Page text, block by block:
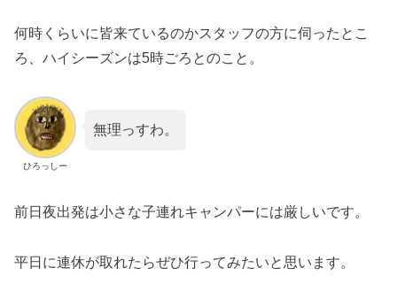
何時くらいに皆来ているのかスタッフの方に伺ったとこ
ろ、ハイシーズンは5時ごろとのこと。
ひろっしー
無理っすわ。
前日夜出発は小さな子連れキャンパーには厳しいです。
平日に連休が取れたらぜひ行ってみたいと思います。